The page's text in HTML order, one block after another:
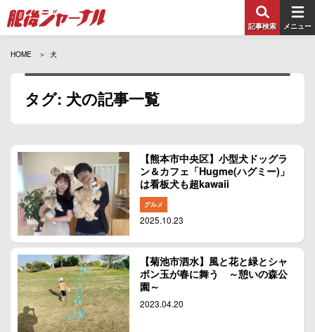
記事検索 メニュー
HOME 犬
タグ: 犬の記事一覧
【熊本市中央区】小型犬ドッグラ
ン＆カフェ「Hugme(ハグミー)」
は看板犬も超kawaii
グルメ
2025.10.23
【菊池市泗水】風と花と緑とシャ
ボン玉が春に舞う ～憩いの森公
園～
2023.04.20